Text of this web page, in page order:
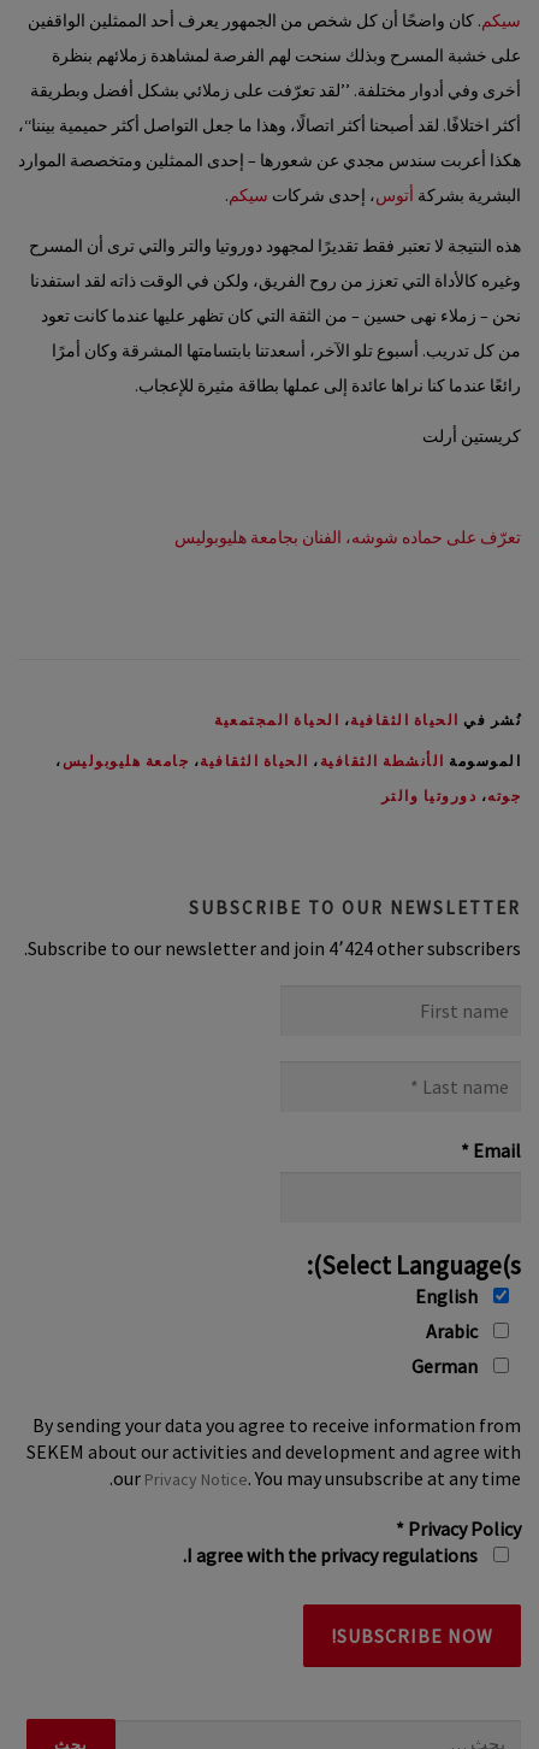
سيكم. كان واضحًا أن كل شخص من الجمهور يعرف أحد الممثلين الواقفين
على خشبة المسرح وبذلك سنحت لهم الفرصة لمشاهدة زملائهم بنظرة
أخرى وفي أدوار مختلفة. ’’لقد تعرّفت على زملائي بشكل أفضل وبطريقة
أكثر اختلافًا. لقد أصبحنا أكثر اتصالًا، وهذا ما جعل التواصل أكثر حميمية بيننا‘‘،
هكذا أعربت سندس مجدي عن شعورها – إحدى الممثلين ومتخصصة الموارد
البشرية بشركة أتوس، إحدى شركات سيكم.
هذه النتيجة لا تعتبر فقط تقديرًا لمجهود دوروتيا والتر والتي ترى أن المسرح
وغيره كالأداة التي تعزز من روح الفريق، ولكن في الوقت ذاته لقد استفدنا
نحن – زملاء نهى حسين – من الثقة التي كان تظهر عليها عندما كانت تعود
من كل تدريب. أسبوع تلو الآخر، أسعدتنا بابتسامتها المشرقة وكان أمرًا
رائعًا عندما كنا نراها عائدة إلى عملها بطاقة مثيرة للإعجاب.
كريستين أرلت
تعرّف على حماده شوشه، الفنان بجامعة هليوبوليس
نُشر في الحياة الثقافية، الحياة المجتمعية
الموسومة الأنشطة الثقافية ، الحياة الثقافية، جامعة هليوبوليس ،
جوته، دوروتيا والتر
SUBSCRIBE TO OUR NEWSLETTER
Subscribe to our newsletter and join 4٬424 other subscribers.
name
name
Email
*
Select Language(s):
Arabic
By sending your data you agree to receive information from
SEKEM about our activities and development and agree with
our Privacy Notice. You may unsubscribe at any time.
Privacy Policy
*